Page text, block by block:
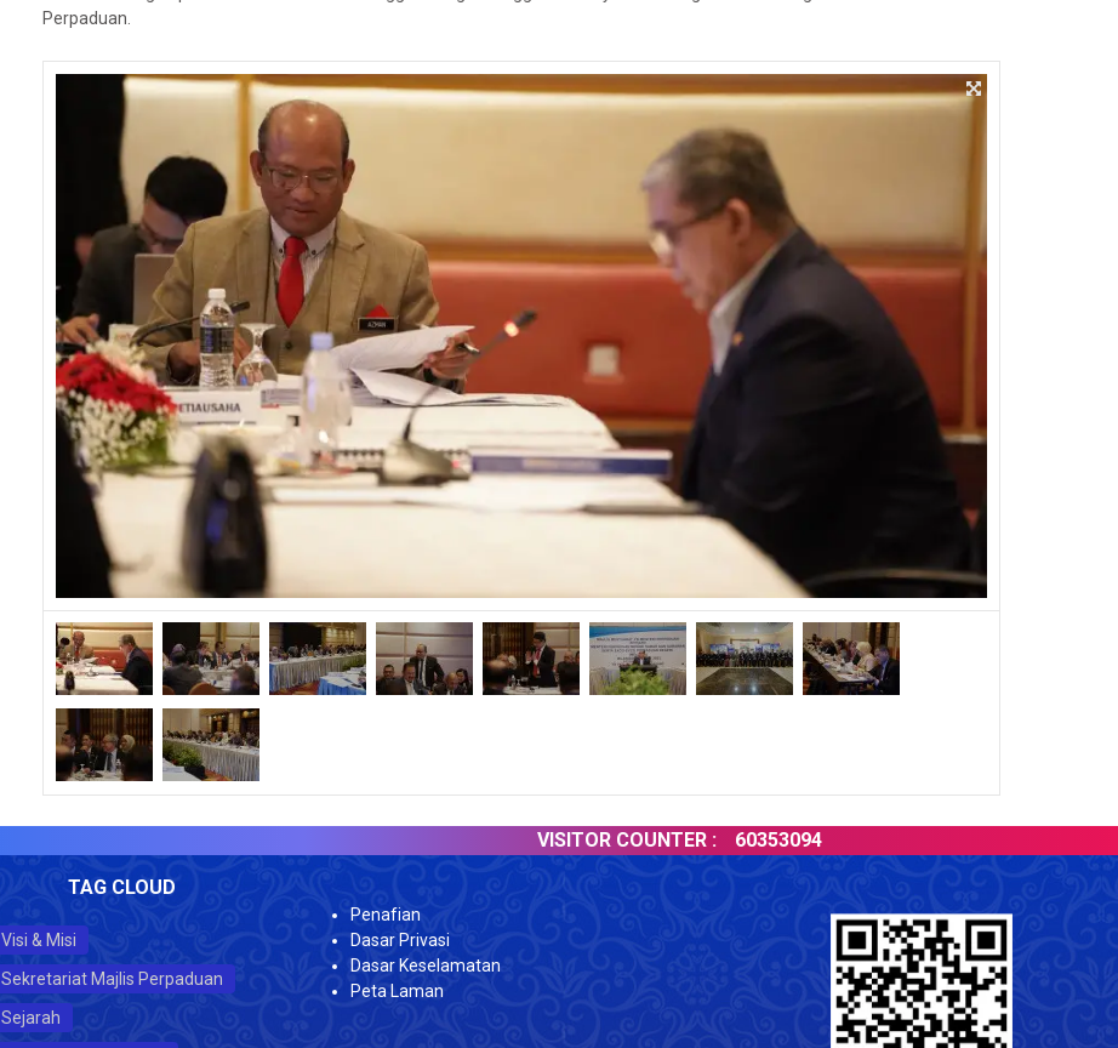
Perpaduan.
VISITOR COUNTER : 60353094
TAG CLOUD
Visi & Misi
Sekretariat Majlis Perpaduan
Sejarah
Penafian
Dasar Privasi
Dasar Keselamatan
Peta Laman